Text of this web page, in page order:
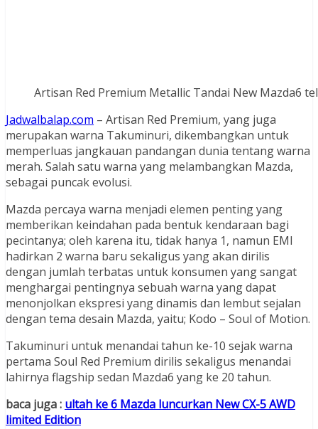
Artisan Red Premium Metallic Tandai New Mazda6
Jadwalbalap.com – Artisan Red Premium, yang juga
merupakan warna Takuminuri, dikembangkan untuk
memperluas jangkauan pandangan dunia tentang warna
merah. Salah satu warna yang melambangkan Mazda,
sebagai puncak evolusi.
Mazda percaya warna menjadi elemen penting yang
memberikan keindahan pada bentuk kendaraan bagi
pecintanya; oleh karena itu, tidak hanya 1, namun EMI
hadirkan 2 warna baru sekaligus yang akan dirilis
dengan jumlah terbatas untuk konsumen yang sangat
menghargai pentingnya sebuah warna yang dapat
menonjolkan ekspresi yang dinamis dan lembut sejalan
dengan tema desain Mazda, yaitu; Kodo – Soul of Motion.
Takuminuri untuk menandai tahun ke-10 sejak warna
pertama Soul Red Premium dirilis sekaligus menandai
lahirnya flagship sedan Mazda6 yang ke 20 tahun.
baca juga : ultah ke 6 Mazda luncurkan New CX-5 AWD
limited Edition